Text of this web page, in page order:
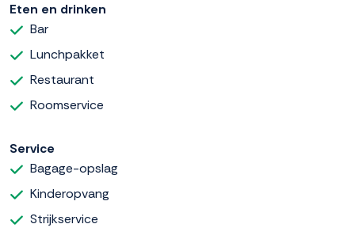
Eten en drinken
Bar
Lunchpakket
Restaurant
Roomservice
Service
Bagage-opslag
Kinderopvang
Strijkservice